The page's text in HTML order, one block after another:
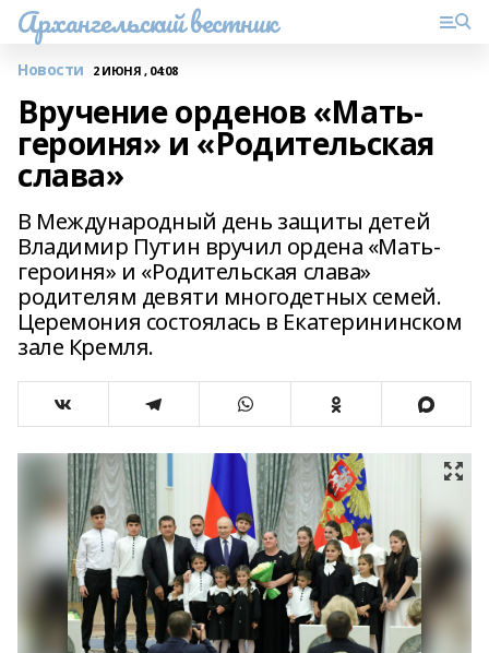
Архангельский вестник
Новости 2 ИЮНЯ , 04:08
Вручение орденов «Мать-
героиня» и «Родительская
слава»
В Международный день защиты детей
Владимир Путин вручил ордена «Мать-
героиня» и «Родительская слава»
родителям девяти многодетных семей.
Церемония состоялась в Екатерининском
зале Кремля.